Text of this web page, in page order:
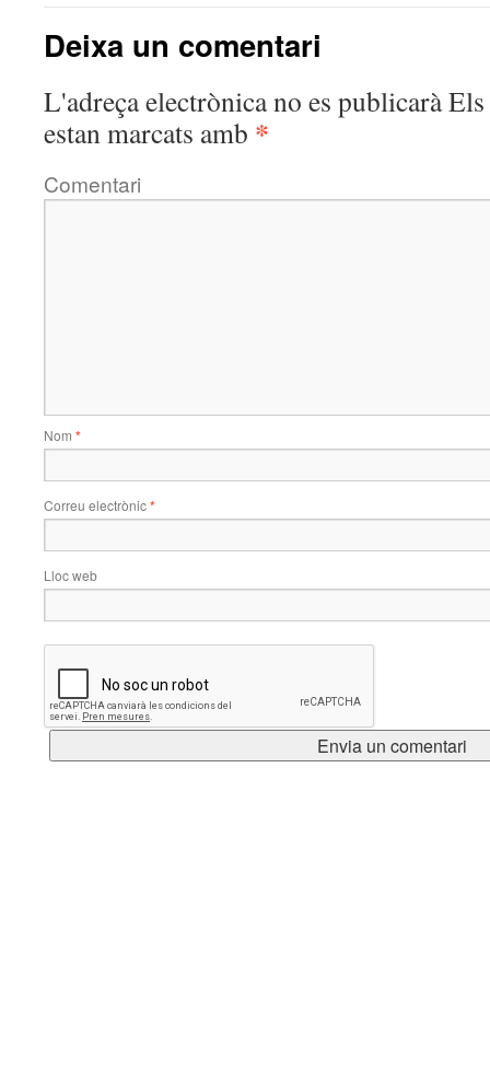
Deixa un comentari
L'adreça electrònica no es publicaràEls
estan marcats amb *
Comentari
Nom *
Correu electrònic*
Lloc web